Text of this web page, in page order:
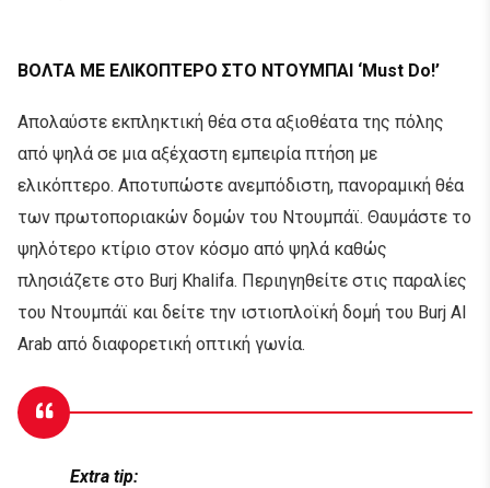
ΒΟΛΤΑ ΜΕ ΕΛΙΚΟΠΤΕΡΟ ΣΤΟ ΝΤΟΥΜΠΑΙ ‘Must Do!’
Απολαύστε εκπληκτική θέα στα αξιοθέατα της πόλης
από ψηλά σε μια αξέχαστη εμπειρία πτήση με
ελικόπτερο. Αποτυπώστε ανεμπόδιστη, πανοραμική θέα
των πρωτοποριακών δομών του Ντουμπάϊ. Θαυμάστε το
ψηλότερο κτίριο στον κόσμο από ψηλά καθώς
πλησιάζετε στο Burj Khalifa. Περιηγηθείτε στις παραλίες
του Ντουμπάϊ και δείτε την ιστιοπλοϊκή δομή του Burj Al
Arab από διαφορετική οπτική γωνία.
Extra tip: